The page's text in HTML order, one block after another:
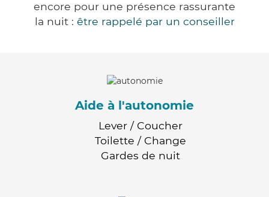
encore pour une présence rassurante
la nuit : être rappelé par un conseiller
Aide à l'autonomie
Lever / Coucher
Toilette / Change
Gardes de nuit